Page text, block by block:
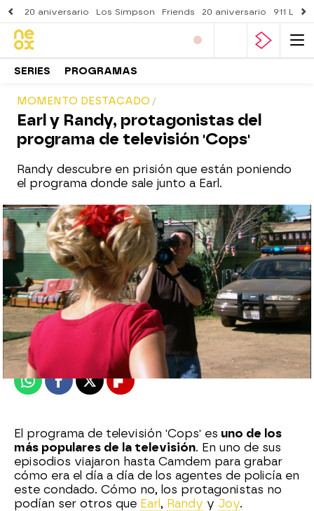
20 aniversario Los Simpson Friends 20 aniversario 911
SERIES PROGRAMAS
MOMENTO DESTACADO
Earl y Randy, protagonistas del
programa de televisión 'Cops'
Randy descubre en prisión que están poniendo
el programa donde sale junto a Earl.
neox
Madrid
Publicado: 19 de febrero de 2021, 22:01
WhatsappFacebook
X Flipboard
El programa de televisión 'Cops' es uno de los
más populares de la televisión. En uno de sus
episodios viajaron hasta Camdem para grabar
cómo era el día a día de los agentes de policía en
este condado. Cómo no, los protagonistas no
podían ser otros que Earl, Randy y Joy.